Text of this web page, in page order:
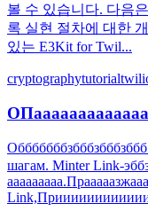
볼 수 있습니다. 다음
록 실현 절차에 대한
있는 E3Kit for Twil...
cryptographytutorial
шагам. Minter Link-